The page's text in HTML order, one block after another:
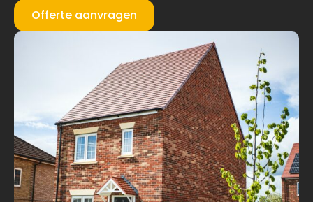
Offerte aanvragen